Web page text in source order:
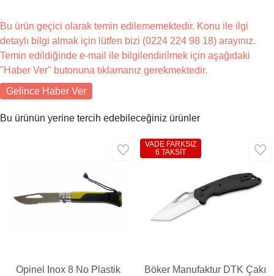
Bu ürün geçici olarak temin edilememektedir. Konu ile ilgi
detaylı bilgi almak için lütfen bizi (0224 224 98 18) arayınız.
Temin edildiğinde e-mail ile bilgilendirilmek için aşağıdaki
"Haber Ver" butonuna tıklamanız gerekmektedir.
Gelince Haber Ver
Bu ürünün yerine tercih edebileceğiniz ürünler
Opinel Inox 8 No Plastik
Böker Manufaktur DTK Çakı
VADE FARKSIZ
6 TAKSİT